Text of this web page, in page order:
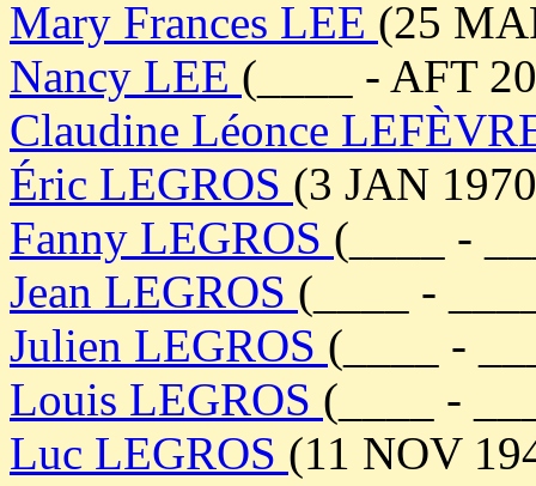
Mary Frances LEE (25
Nancy LEE (____ - AFT
Claudine Léonce
Éric LEGROS (3 JAN
Fanny LEGROS (____ -
Jean LEGROS (____ -
Julien LEGROS (____ -
Louis LEGROS (____ -
Luc LEGROS (11 NOV